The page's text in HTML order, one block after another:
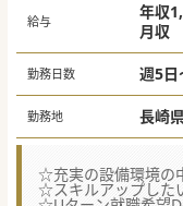
給与
年収
月収
勤務日数 週5日
勤務地
☆充実の設備環境の
☆スキルアップした